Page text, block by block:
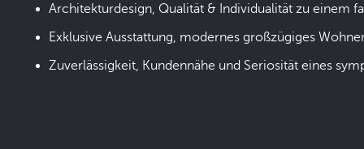
Architekturdesign, Qualität & Individualität zu einem
Exklusive Ausstattung, modernes großzügiges
Zuverlässigkeit, Kundennähe und Seriosität eines